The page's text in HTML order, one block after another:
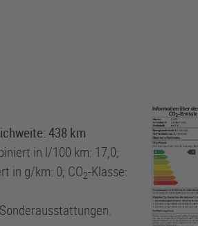
438 km
in l/100 km: 17,0;
in g/km: 0; CO2-Klasse: